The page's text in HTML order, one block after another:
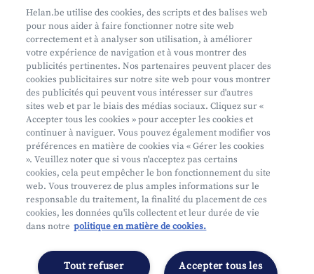
Prenez rendez-vous
Où nous trouver
Phishing
Mifid
Privacy
Info juridique
Soumis au contrôle de l'OCM
Déclaration d'accessibilité
Helan.be utilise des cookies, des scripts et des balises web
pour nous aider à faire fonctionner notre site web
correctement et à analyser son utilisation, à améliorer
votre expérience de navigation et à vous montrer des
publicités pertinentes. Nos partenaires peuvent placer des
cookies publicitaires sur notre site web pour vous montrer
des publicités qui peuvent vous intéresser sur d'autres
sites web et par le biais des médias sociaux. Cliquez sur «
Accepter tous les cookies » pour accepter les cookies et
continuer à naviguer. Vous pouvez également modifier vos
préférences en matière de cookies via « Gérer les cookies
». Veuillez noter que si vous n'acceptez pas certains
cookies, cela peut empêcher le bon fonctionnement du site
web. Vous trouverez de plus amples informations sur le
responsable du traitement, la finalité du placement de ces
cookies, les données qu'ils collectent et leur durée de vie
dans notre politique en matière de cookies.
Accepter tous les
Tout refuser